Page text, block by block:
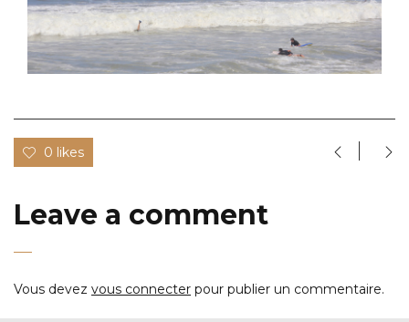
0 likes
Leave a comment
Vous devez vous connecter pour publier un commentaire.